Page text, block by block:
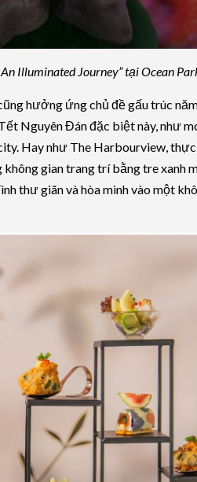
Illuminated Journey” tại Ocean
hưởng ứng chủ đề gấu trúc
Nguyên Đán đặc biệt này, như
Hay như The Harbourview,
gian trang trí bằng tre xanh
thư giãn và hòa mình vào một